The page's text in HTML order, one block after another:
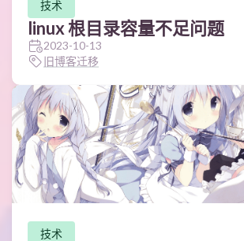
技术
linux 根目录容量不足问题
2023-10-13
旧博客迁移
技术